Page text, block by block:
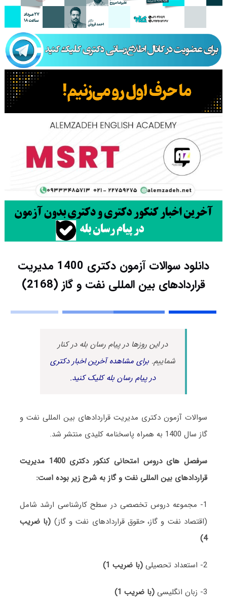
دانلود سوالات آزمون دکتری 1400 مدیریت
قراردادهای بین‌ المللی نفت و گاز (2168)
در این روزها در پیام رسان بله در کنار
شماییم.برای مشاهده آخرین اخبار دکتری
در پیام رسان بله کلیک کنید.
سوالات آزمون دکتری مدیریت قراردادهای بین‌ المللی نفت و
گاز سال 1400 به همراه پاسخنامه کلیدی منتشر شد.
سرفصل های دروس امتحانی کنکور دکتری 1400 مدیریت
قراردادهای بین‌ المللی نفت و گاز به شرح زیر بوده است:
1- مجموعه دروس تخصصی در سطح کارشناسی ارشد شامل
(اقتصاد نفت و گاز، حقوق قراردادهای نفت و گاز) (با ضریب
4)
2- استعداد تحصیلی (با ضریب 1)
3- زبان انگلیسی (با ضریب 1)